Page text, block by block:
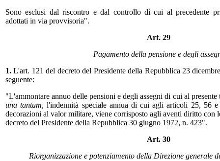
Sono esclusi dal riscontro e dal controllo di cui al precedente
adottati in via provvisoria".
Art. 29
Pagamento della pensione e degli
1. L'art. 121 del decreto del Presidente della Repubblica 23
seguente:
"L'ammontare annuo delle pensioni e degli assegni di cui al presente
una tantum, l'indennità speciale annua di cui agli articoli 25, 56
decorazioni al valor militare, viene corrisposto agli aventi diritto con
decreto del Presidente della Repubblica 30 giugno 1972, n. 423".
Art. 30
Riorganizzazione e potenziamento della Direzione generale